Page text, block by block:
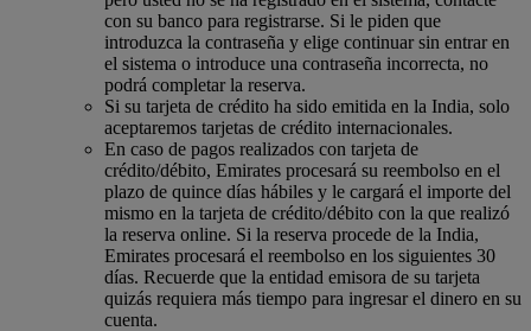
con su banco para registrarse. Si le piden que
introduzca la contraseña y elige continuar sin entrar en
el sistema o introduce una contraseña incorrecta, no
podrá completar la reserva.
Si su tarjeta de crédito ha sido emitida en la India, solo
aceptaremos tarjetas de crédito internacionales.
En caso de pagos realizados con tarjeta de
crédito/débito, Emirates procesará su reembolso en el
plazo de quince días hábiles y le cargará el importe del
mismo en la tarjeta de crédito/débito con la que realizó
la reserva online. Si la reserva procede de la India,
Emirates procesará el reembolso en los siguientes 30
días. Recuerde que la entidad emisora de su tarjeta
quizás requiera más tiempo para ingresar el dinero en su
cuenta.